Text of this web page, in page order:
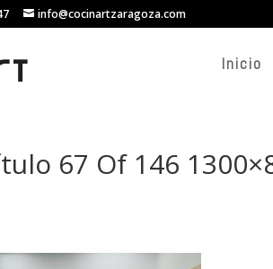
info@cocinartzaragoza.com
Inicio
67 Of 146